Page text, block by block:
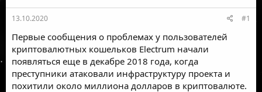
13.10.2020 #1
Первые сообщения о проблемах у пользователей
криптовалютных кошельков Electrum начали
появляться еще в декабре 2018 года, когда
преступники атаковали инфраструктуру проекта и
похитили около миллиона долларов в криптовалюте.